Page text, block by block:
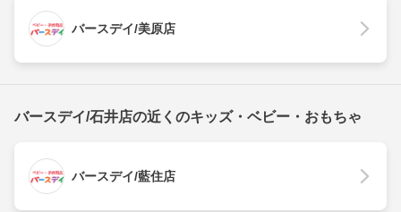
バースデイ/美原店
バースデイ/石井店の近くのキッズ・ベビー・おもちゃ
バースデイ/藍住店